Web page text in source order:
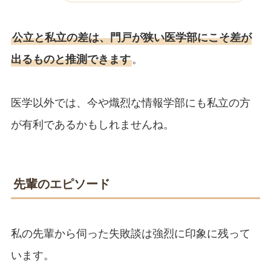
公立と私立の差は、門戸が狭い医学部にこそ差が
出るものと推測できます。
医学以外では、今や熾烈な情報学部にも私立の方
が有利であるかもしれませんね。
先輩のエピソード
私の先輩から伺った失敗談は強烈に印象に残って
います。